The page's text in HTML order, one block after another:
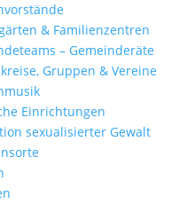
& Familienzentren
– Gemeinderäte
Gruppen & Vereine
Einrichtungen
sexua­li­sierter Gewalt